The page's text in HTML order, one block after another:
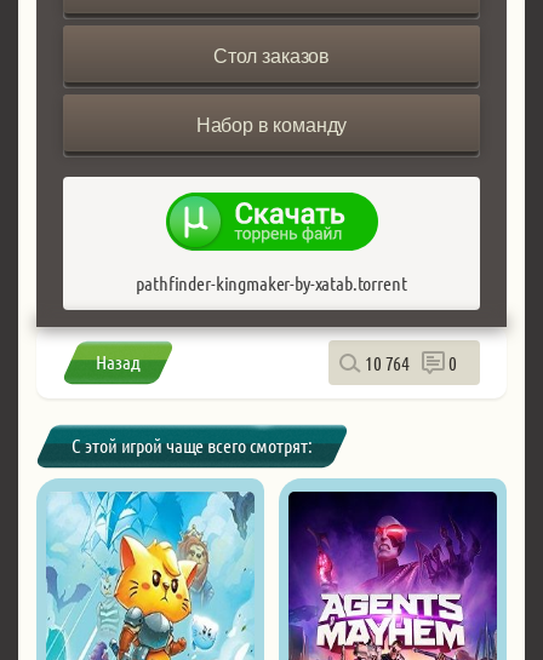
Стол заказов
Набор в команду
pathfinder-kingmaker-by-xatab.torrent
Назад 10 764 0
С этой игрой чаще всего смотрят: